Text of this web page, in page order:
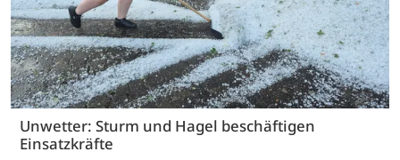
Unwetter: Sturm und Hagel beschäftigen
Einsatzkräfte